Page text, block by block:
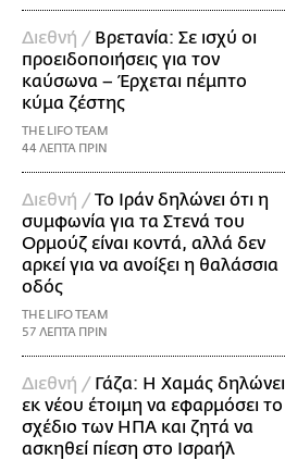
Διεθνή / Βρετανία: Σε ισχύ οι
προειδοποιήσεις για τον
καύσωνα – Έρχεται πέμπτο
κύμα ζέστης
THE LIFO TEAM
44 ΛΕΠΤΑ ΠΡΙΝ
Διεθνή /Το Ιράν δηλώνει ότι η
συμφωνία για τα Στενά του
Ορμούζ είναι κοντά, αλλά δεν
αρκεί για να ανοίξει η θαλάσσια
οδός
THE LIFO TEAM
57 ΛΕΠΤΑ ΠΡΙΝ
Διεθνή / Γάζα: Η Χαμάς δηλώνει
εκ νέου έτοιμη να εφαρμόσει το
σχέδιο των ΗΠΑ και ζητά να
ασκηθεί πίεση στο Ισραήλ